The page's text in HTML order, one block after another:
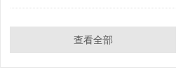
查看全部